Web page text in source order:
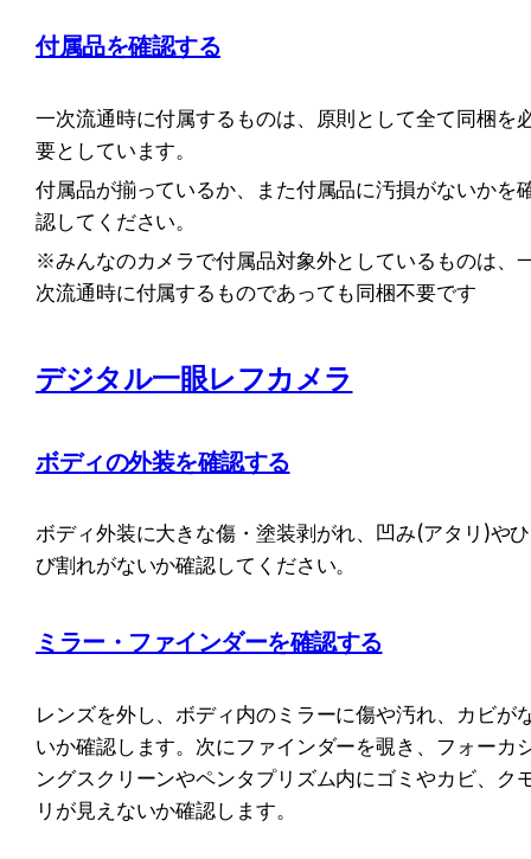
付属品を確認する
一次流通時に付属するものは、原則として全て同梱を
要としています。
付属品が揃っているか、また付属品に汚損がないかを
認してください。
※みんなのカメラで付属品対象外としているものは、
次流通時に付属するものであっても同梱不要です
デジタル一眼レフカメラ
ボディの外装を確認する
ボディ外装に大きな傷・塗装剥がれ、凹み(アタリ)やひ
び割れがないか確認してください。
ミラー・ファインダーを確認する
レンズを外し、ボディ内のミラーに傷や汚れ、カビが
いか確認します。次にファインダーを覗き、フォーカ
ングスクリーンやペンタプリズム内にゴミやカビ、ク
リが見えないか確認します。